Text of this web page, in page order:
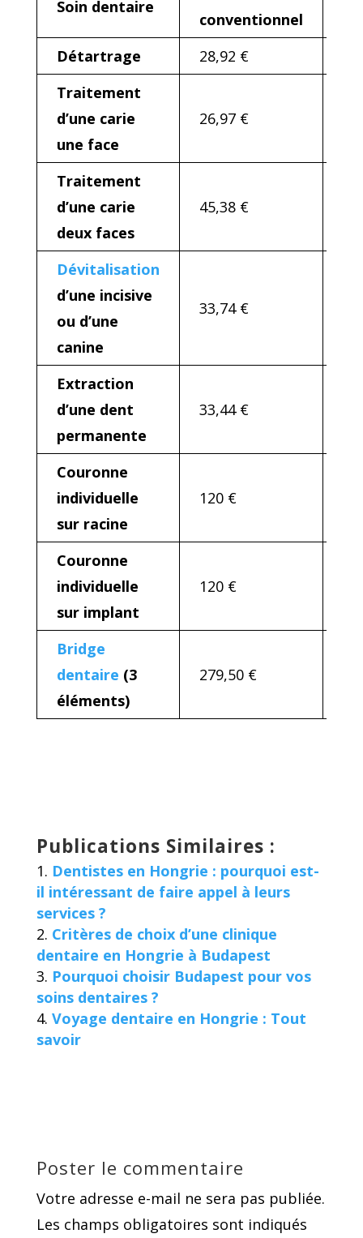
Soin dentaire
conventionnel
Détartrage
28,92 €
Traitement
d’une carie
une face
26,97 €
Traitement
d’une carie
deux faces
45,38 €
Dévitalisation
d’une incisive
ou d’une
canine
33,74 €
Extraction
d’une dent
permanente
33,44 €
Couronne
individuelle
sur racine
120 €
Couronne
individuelle
sur implant
120 €
Bridge
dentaire (3
éléments)
279,50 €
Publications Similaires :
Dentistes en Hongrie : pourquoi est-
il intéressant de faire appel à leurs
services ?
Critères de choix d’une clinique
dentaire en Hongrie à Budapest
Pourquoi choisir Budapest pour vos
soins dentaires ?
Voyage dentaire en Hongrie : Tout
savoir
Poster le commentaire
Votre adresse e-mail ne sera pas publiée.
Les champs obligatoires sont indiqués